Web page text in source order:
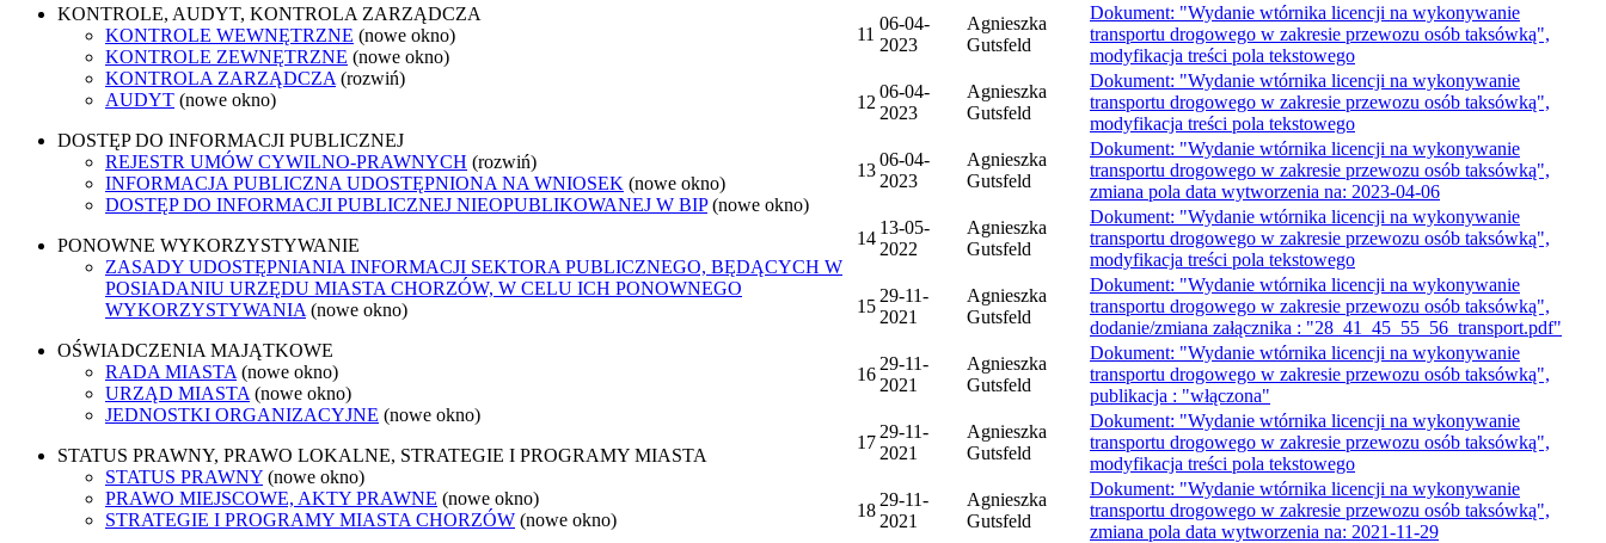
KONTROLE, AUDYT, KONTROLA ZARZĄDCZA
KONTROLE WEWNĘTRZNE (nowe okno)
KONTROLE ZEWNĘTRZNE (nowe okno)
KONTROLA ZARZĄDCZA (rozwiń)
AUDYT (nowe okno)
DOSTĘP DO INFORMACJI PUBLICZNEJ
REJESTR UMÓW CYWILNO-PRAWNYCH (rozwiń)
INFORMACJA PUBLICZNA UDOSTĘPNIONA NA WNIOSEK (nowe okno)
DOSTĘP DO INFORMACJI PUBLICZNEJ NIEOPUBLIKOWANEJ W BIP (nowe okno)
PONOWNE WYKORZYSTYWANIE
ZASADY UDOSTĘPNIANIA INFORMACJI SEKTORA PUBLICZNEGO, BĘDĄCYCH W
POSIADANIU URZĘDU MIASTA CHORZÓW, W CELU ICH PONOWNEGO
WYKORZYSTYWANIA (nowe okno)
OŚWIADCZENIA MAJĄTKOWE
RADA MIASTA (nowe okno)
URZĄD MIASTA (nowe okno)
JEDNOSTKI ORGANIZACYJNE (nowe okno)
STATUS PRAWNY, PRAWO LOKALNE, STRATEGIE I PROGRAMY MIASTA
STATUS PRAWNY (nowe okno)
PRAWO MIEJSCOWE, AKTY PRAWNE (nowe okno)
STRATEGIE I PROGRAMY MIASTA CHORZÓW (nowe okno)
11
06-04-
2023
Agnieszka
Gutsfeld
Dokument: "Wydanie wtórnika licencji na wykonywanie
transportu drogowego w zakresie przewozu osób taksówką",
modyfikacja treści pola tekstowego
12
06-04-
2023
Agnieszka
Gutsfeld
Dokument: "Wydanie wtórnika licencji na wykonywanie
transportu drogowego w zakresie przewozu osób taksówką",
modyfikacja treści pola tekstowego
13
06-04-
2023
Agnieszka
Gutsfeld
Dokument: "Wydanie wtórnika licencji na wykonywanie
transportu drogowego w zakresie przewozu osób taksówką",
zmiana pola data wytworzenia na: 2023-04-06
14
13-05-
2022
Agnieszka
Gutsfeld
Dokument: "Wydanie wtórnika licencji na wykonywanie
transportu drogowego w zakresie przewozu osób taksówką",
modyfikacja treści pola tekstowego
15
29-11-
2021
Agnieszka
Gutsfeld
Dokument: "Wydanie wtórnika licencji na wykonywanie
transportu drogowego w zakresie przewozu osób taksówką",
dodanie/zmiana załącznika : "28_41_45_55_56_transport.pdf"
16
29-11-
2021
Agnieszka
Gutsfeld
Dokument: "Wydanie wtórnika licencji na wykonywanie
transportu drogowego w zakresie przewozu osób taksówką",
publikacja : "włączona"
17
29-11-
2021
Agnieszka
Gutsfeld
Dokument: "Wydanie wtórnika licencji na wykonywanie
transportu drogowego w zakresie przewozu osób taksówką",
modyfikacja treści pola tekstowego
18
29-11-
2021
Agnieszka
Gutsfeld
Dokument: "Wydanie wtórnika licencji na wykonywanie
transportu drogowego w zakresie przewozu osób taksówką",
zmiana pola data wytworzenia na: 2021-11-29